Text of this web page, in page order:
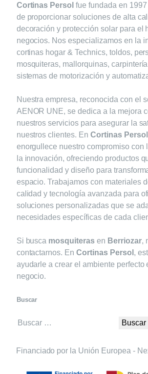
Cortinas Persol fue fundada en
de proporcionar soluciones de alta
decoración y protección solar para el
negocios. Nos especializamos en la
cortinas hogar & Technics, toldos,
mosquiteras, mallorquinas,
sistemas de motorización y
Nuestra empresa, reconocida con el
AENOR UNE, se dedica a la mejora
nuestros servicios para asegurar la
nuestros clientes. En Cortinas Persol
enorgullece nuestro compromiso con
la innovación, ofreciendo productos
funcionalidad y diseño para
espacio. Trabajamos con materiales
calidad y tecnología avanzada para
soluciones personalizadas que se
necesidades específicas de cada
Si busca mosquiteras en Berriozar,
contactarnos. EnCortinas Persol ,
ayudarle a crear el ambiente perfecto
negocio.
Buscar
Buscar:
Financiado por la Unión Europea -